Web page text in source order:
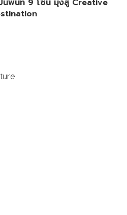
นพื้นที่ 9 โซน มุ่งสู่ Creative